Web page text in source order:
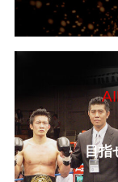
目指